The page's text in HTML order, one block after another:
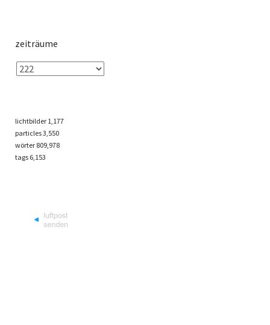
zeiträume
lichtbilder 1,177
particles3,550
wörter 809,978
tags 6,153